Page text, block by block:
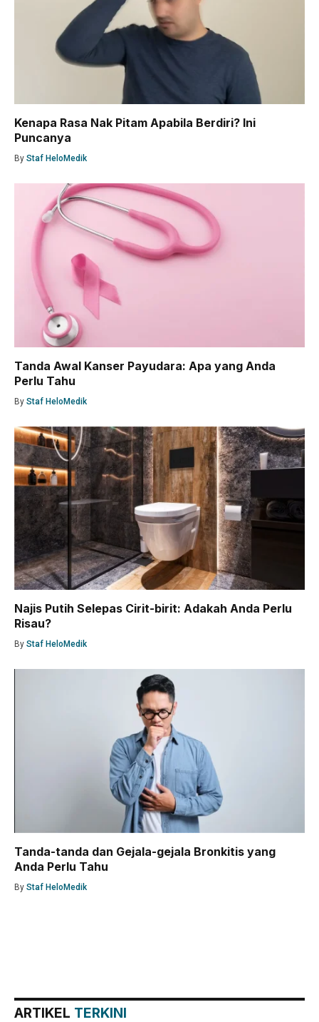
Kenapa Rasa Nak Pitam Apabila Berdiri? Ini
Puncanya
By Staf HeloMedik
Tanda Awal Kanser Payudara: Apa yang Anda
Perlu Tahu
By Staf HeloMedik
Najis Putih Selepas Cirit-birit: Adakah Anda Perlu
Risau?
By Staf HeloMedik
Tanda-tanda dan Gejala-gejala Bronkitis yang
Anda Perlu Tahu
By Staf HeloMedik
ARTIKEL TERKINI